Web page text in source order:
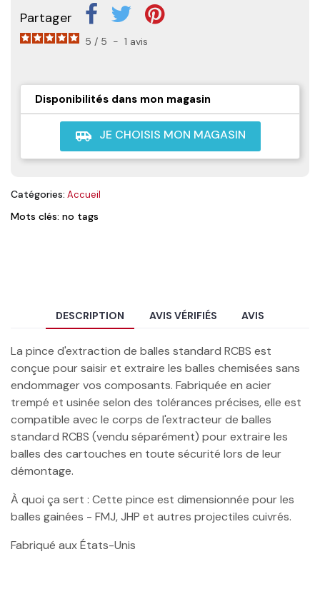
Partager
5 / 5 - 1 avis
Disponibilités dans mon magasin
airport_shuttle JE CHOISIS MON MAGASIN
Catégories: Accueil
Mots clés: no tags
DESCRIPTION AVIS VÉRIFIÉS AVIS
La pince d'extraction de balles standard RCBS est
conçue pour saisir et extraire les balles chemisées sans
endommager vos composants. Fabriquée en acier
trempé et usinée selon des tolérances précises, elle est
compatible avec le corps de l'extracteur de balles
standard RCBS (vendu séparément) pour extraire les
balles des cartouches en toute sécurité lors de leur
démontage.
À quoi ça sert : Cette pince est dimensionnée pour les
balles gainées - FMJ, JHP et autres projectiles cuivrés.
Fabriqué aux États-Unis